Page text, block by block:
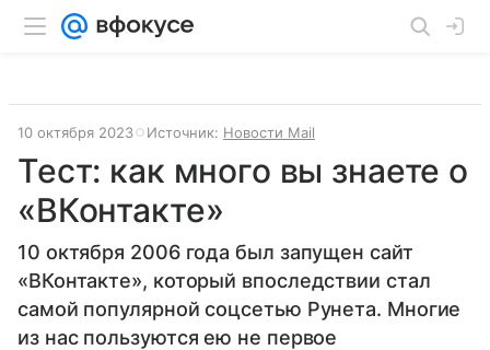
10 октября 2023 Источник: Новости Mail
Тест: как много вы знаете о
«ВКонтакте»
10 октября 2006 года был запущен сайт
«ВКонтакте», который впоследствии стал
самой популярной соцсетью Рунета. Многие
из нас пользуются ею не первое